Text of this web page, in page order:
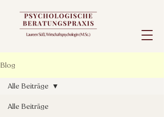
Blog
Alle Beiträge
Alle Beiträge